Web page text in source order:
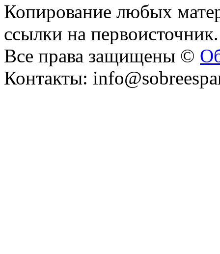
Копирование любых
ссылки на первоисточник.
Все права защищены ©
Контакты: